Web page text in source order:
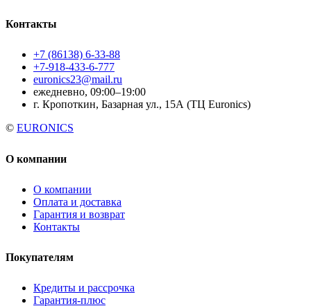
Контакты
+7 (86138) 6-33-88
+7-918-433-6-777
euronics23@mail.ru
ежедневно, 09:00–19:00
г. Кропоткин, Базарная ул., 15А (ТЦ Euronics)
© EURONICS
О компании
О компании
Оплата и доставка
Гарантия и возврат
Контакты
Покупателям
Кредиты и рассрочка
Гарантия-плюс